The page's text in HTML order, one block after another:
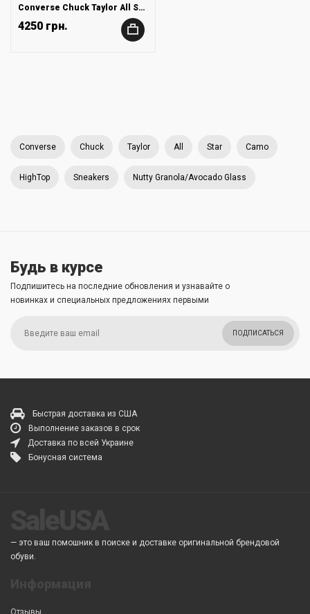
Converse Chuck Taylor All Star Camo High-Top Sneakers
4250 грн. +
Converse Chuck Taylor All Star Camo
HighTop Sneakers Nutty Granola/Avocado Glass
Будь в курсе
Подпишитесь на последние обновления и узнавайте о
новинках и специальных предложениях первыми
ПОДПИСАТЬСЯ
Быстрая доставка из США
Выполнение заказов в срок
Доставка по всей Украине
Бонусная система
— это ваш помошник в поиске и доставке оригинальной брендовой
обуви.
Отзывы